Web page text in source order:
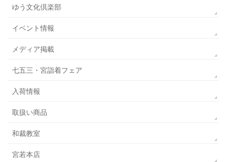
ゆう文化倶楽部
イベント情報
メディア掲載
七五三・宮詣着フェア
入荷情報
取扱い商品
和裁教室
宮若本店